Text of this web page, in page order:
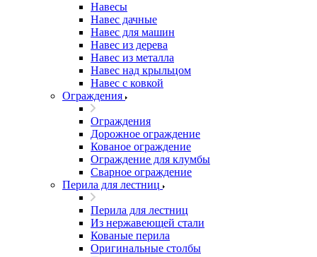
Навесы
Навес дачные
Навес для машин
Навес из дерева
Навес из металла
Навес над крыльцом
Навес с ковкой
Ограждения
Ограждения
Дорожное ограждение
Кованое ограждение
Ограждение для клумбы
Сварное ограждение
Перила для лестниц
Перила для лестниц
Из нержавеющей стали
Кованые перила
Оригинальные столбы